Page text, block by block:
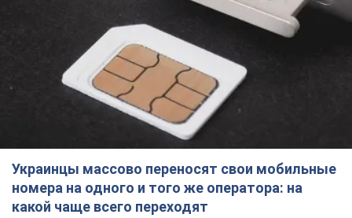
Украинцы массово переносят свои мобильные
номера на одного и того же оператора: на
какой чаще всего переходят
Мобильные тарифы достигли критического предела
68,2 т.
Украинцев планируют отселять из
квартир: "слуга народа" рассказала,
кто будет принимать решение о
сносе домов
Зачем жилища украинцев хотят сносить